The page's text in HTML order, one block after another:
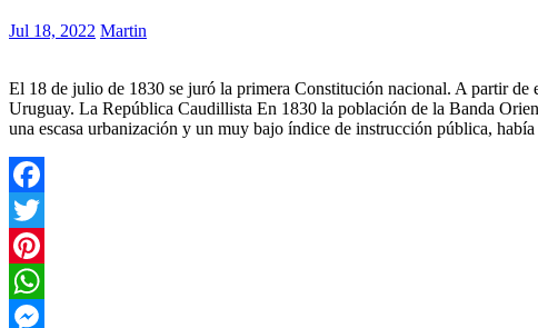
Jul 18, 2022 Martin
El 18 de julio de 1830 se juró la primera Constitución nacional. A partir
Uruguay. La República Caudillista En 1830 la población de la Banda
una escasa urbanización y un muy bajo índice de instrucción pública,
Facebook
Twitter
Pinterest
WhatsApp